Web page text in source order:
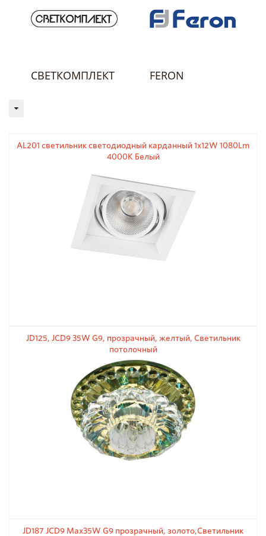
СВЕТКОМПЛЕКТ FERON
AL201 светильник светодиодный карданный 1x12W 1080Lm
4000K Белый
JD125, JCD9 35W G9, прозрачный, желтый, Светильник
потолочный
JD187 JCD9 Max35W G9 прозрачный, золото,Светильник